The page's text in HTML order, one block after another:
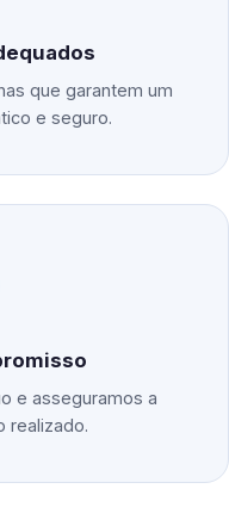
que garantem um
e seguro.
e asseguramos a
realizado.